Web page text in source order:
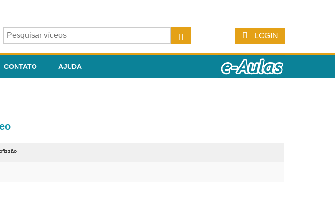
LOGIN
CONTATO AJUDA